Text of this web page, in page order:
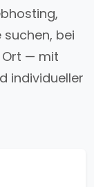
bei
Ort — mit
individueller